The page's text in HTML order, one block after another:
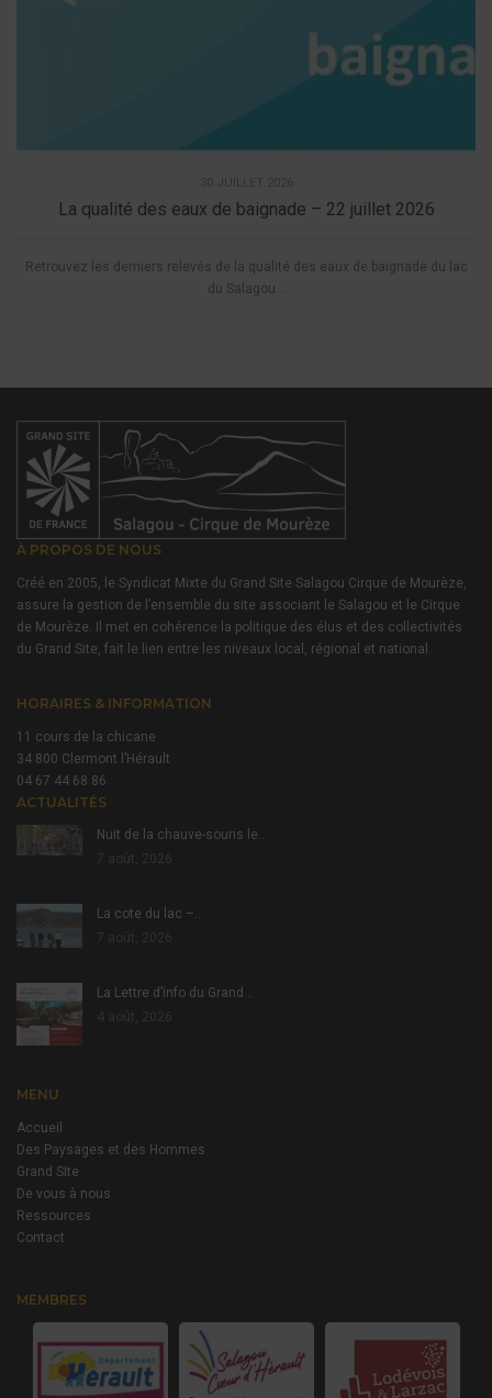
La qualité des eaux de baignade – 22 juillet 2026
Retrouvez les derniers relevés de la qualité des eaux de baignade du lac
du Salagou...
À PROPOS DE NOUS
Créé en 2005, le Syndicat Mixte du Grand Site Salagou Cirque de Mourèze,
assure la gestion de l’ensemble du site associant le Salagou et le Cirque
de Mourèze. Il met en cohérence la politique des élus et des collectivités
du Grand Site, fait le lien entre les niveaux local, régional et national.
HORAIRES & INFORMATION
11 cours de la chicane
34 800 Clermont l’Hérault
04 67 44 68 86
ACTUALITÉS
Nuit de la chauve-souris le…
La cote du lac –…
La Lettre d’info du Grand…
MENU
Accueil
Des Paysages et des Hommes
Grand SIte
De vous à nous
Ressources
Contact
MEMBRES